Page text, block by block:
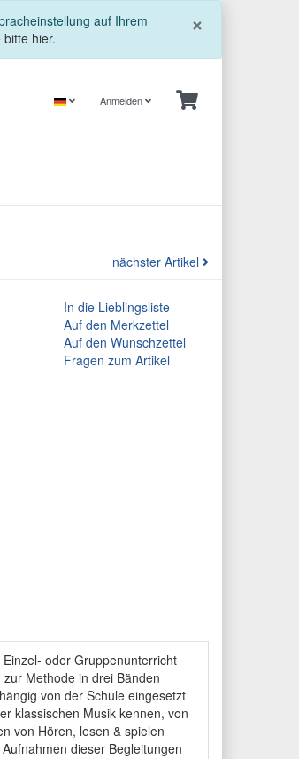
×
auf Ihrem
hier.
Anmelden
nächster Artikel
In die Lieblingsliste
Auf den Merkzettel
Auf den Wunschzettel
Fragen zum Artikel
oder Gruppenunterricht
Methode in drei Bänden
von der Schule eingesetzt
klassischen Musik kennen, von
von Hören, lesen & spielen
dieser Begleitungen